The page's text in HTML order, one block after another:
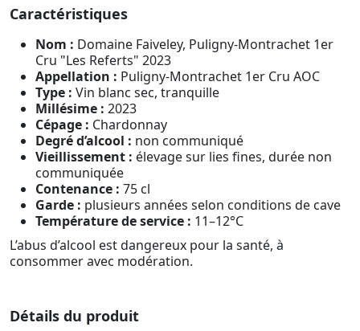
Caractéristiques
Nom : Domaine Faiveley, Puligny-Montrachet 1er
Cru "Les Referts" 2023
Appellation : Puligny-Montrachet 1er Cru AOC
Type : Vin blanc sec, tranquille
Millésime : 2023
Cépage : Chardonnay
Degré d’alcool : non communiqué
Vieillissement : élevage sur lies fines, durée non
communiquée
Contenance : 75 cl
Garde : plusieurs années selon conditions de cave
Température de service : 11–12°C
L’abus d’alcool est dangereux pour la santé, à
consommer avec modération.
Détails du produit